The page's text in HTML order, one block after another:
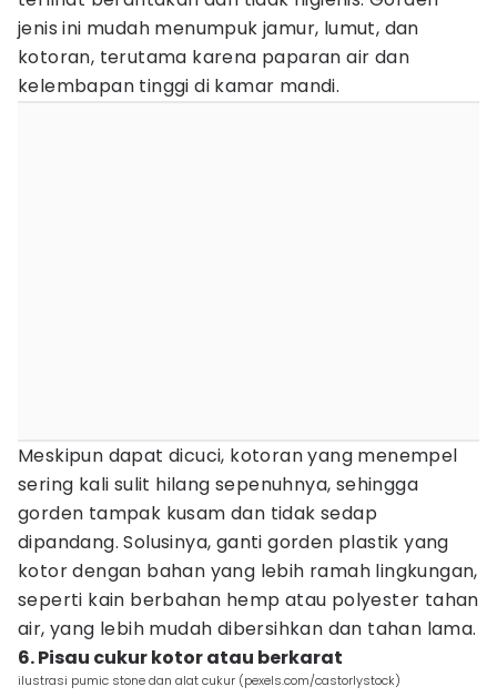
jenis ini mudah menumpuk jamur, lumut, dan
kotoran, terutama karena paparan air dan
kelembapan tinggi di kamar mandi.
Meskipun dapat dicuci, kotoran yang menempel
sering kali sulit hilang sepenuhnya, sehingga
gorden tampak kusam dan tidak sedap
dipandang. Solusinya, ganti gorden plastik yang
kotor dengan bahan yang lebih ramah lingkungan,
seperti kain berbahan hemp atau polyester tahan
air, yang lebih mudah dibersihkan dan tahan lama.
6. Pisau cukur kotor atau berkarat
ilustrasi pumic stone dan alat cukur (pexels.com/castorlystock)